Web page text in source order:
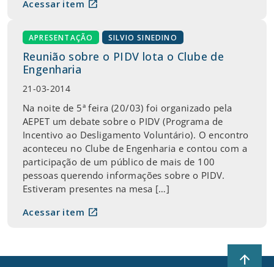
Acessar item open_in_new
APRESENTAÇÃO SILVIO SINEDINO
Reunião sobre o PIDV lota o Clube de
Engenharia
21-03-2014
Na noite de 5ª feira (20/03) foi organizado pela
AEPET um debate sobre o PIDV (Programa de
Incentivo ao Desligamento Voluntário). O encontro
aconteceu no Clube de Engenharia e contou com a
participação de um público de mais de 100
pessoas querendo informações sobre o PIDV.
Estiveram presentes na mesa […]
Acessar item open_in_new
arrow_upward